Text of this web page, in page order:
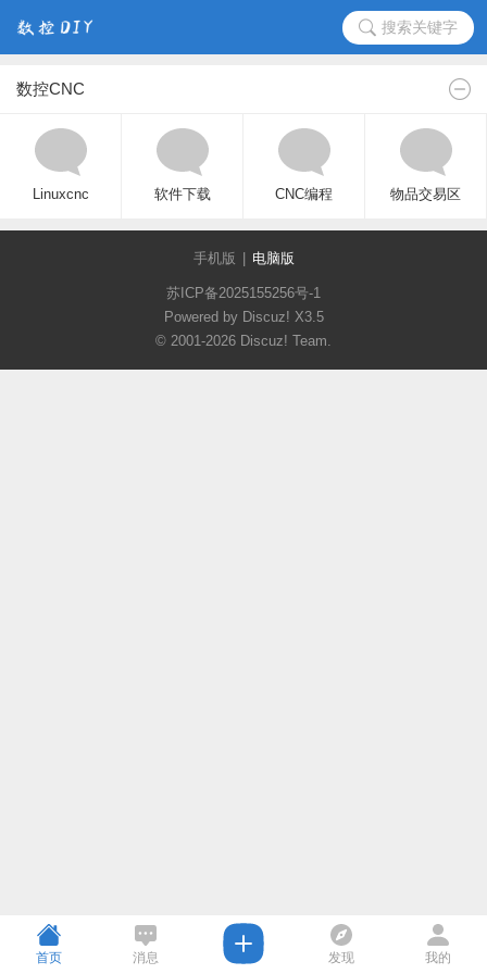
搜索关键字
数控CNC
Linuxcnc 软件下载 CNC编程 物品交易区
手机版 电脑版
苏ICP备2025155256号-1
Powered by Discuz! X3.5
© 2001-2026 Discuz! Team.
首页 消息 发现 我的